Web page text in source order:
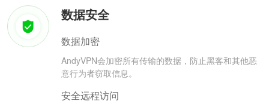
数据安全
数据加密
AndyVPN会加密所有传输的数据，防止黑客和其他恶
意行为者窃取信息。
安全远程访问